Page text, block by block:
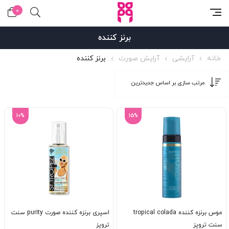
0
برنز کننده
خانه آرایشی آرایش صورت برنز کننده
15%
موس برنزه کننده tropical colada
سنت تروپز
10%
اسپری برنزه کننده صورت purity سنت
تروپز